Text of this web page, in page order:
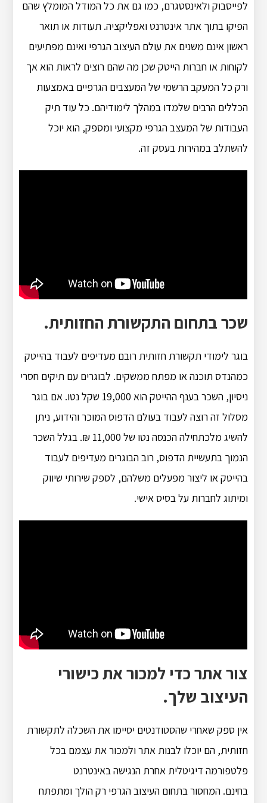
לפייסבוק ולאינסטגרם, כמו גם את כל המודל המומלץ שהם
הפיקו בתוך אתר אינטרנט ואפליקציה. תעודות או תואר
ראשון אינם משנים את עולם העיצוב הגרפי ואינם מפתיעים
לקוחות או חברות הייטק שכן מה שהם רוצים לראות הוא אך
ורק כל המעקב הרשמי של המעצבים הגרפיים באמצעות
הכללים הרבים שלמדו במהלך לימודיהם. כל עוד תיק
העבודות של המעצב הגרפי מקצועי ומספק, הוא יוכל
להשתלב במהירות בעסק זה.
שכר בתחום התקשורת החזותית.
בוגר לימודי תקשורת חזותית רובם מעדיפים לעבוד בהייטק
כמהנדס תוכנה או מפתח ממשקים. לבוגרים עם תיקים חסרי
ניסיון, השכר בענף ההייטק הוא 19,000 שקל נטו. אם בוגר
מסלול זה רוצה לעבוד בעולם הדפוס המוכר והידוע, ניתן
להשיג מלכתחילה הכנסה נטו של 11,000 ₪. בגלל השכר
הנמוך בתעשיית הדפוס, רוב הבוגרים מעדיפים לעבוד
בהייטק או ליצור מפעלים משלהם, לספק שירותי שיווק
ומיתוג לחברות על בסיס אישי.
צור אתר כדי למכור את כישורי
העיצוב שלך.
אין ספק שאחרי שהסטודנטים יסיימו את השכלה לתקשורת
חזותית, הם יוכלו לבנות אתר ולמכור את עצמם בכל
פלטפורמה דיגיטלית אחרת הנגישה באינטרנט
בחינם. המחסור בתחום העיצוב הגרפי רק הולך ומתפתח